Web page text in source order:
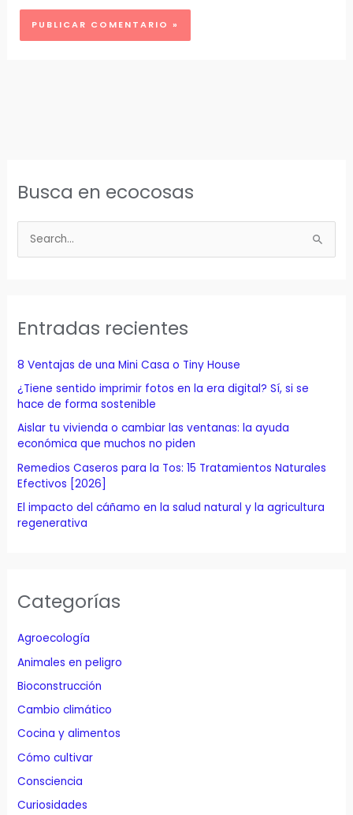
Busca en ecocosas
r
p
r
:
Entradas recientes
8 Ventajas de una Mini Casa o Tiny House
¿Tiene sentido imprimir fotos en la era digital? Sí, si se
hace de forma sostenible
Aislar tu vivienda o cambiar las ventanas: la ayuda
económica que muchos no piden
Remedios Caseros para la Tos: 15 Tratamientos Naturales
Efectivos [2026]
El impacto del cáñamo en la salud natural y la agricultura
regenerativa
Categorías
Agroecología
Animales en peligro
Bioconstrucción
Cambio climático
Cocina y alimentos
Cómo cultivar
Consciencia
Curiosidades